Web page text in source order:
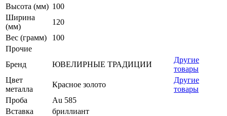
Высота (мм) 100
Ширина
(мм)
120
Вес (грамм)
100
Прочие
Бренд
ЮВЕЛИРНЫЕ ТРАДИЦИИ
Другие
товары
Цвет
металла
Красное золото
Другие
товары
Проба
Au 585
Вставка
бриллиант